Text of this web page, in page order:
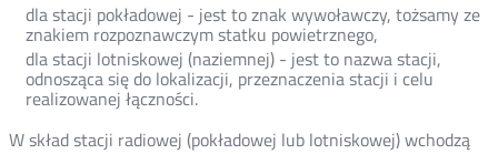
dla stacji pokładowej - jest to znak wywoławczy, tożsamy ze
znakiem rozpoznawczym statku powietrznego,
dla stacji lotniskowej (naziemnej) - jest to nazwa stacji,
odnosząca się do lokalizacji, przeznaczenia stacji i celu
realizowanej łączności.
W skład stacji radiowej (pokładowej lub lotniskowej) wchodzą